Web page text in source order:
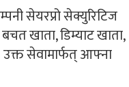
सेयरप्रो सेक्युरिटिज
खाता, डिम्याट खाता,
उक्त सेवामार्फत् आफ्ना